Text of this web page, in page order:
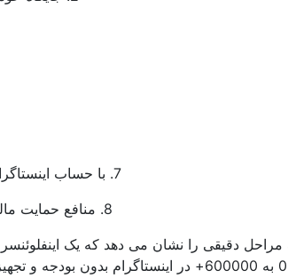
7. با حساب اینستاگرام خود مانند یک تجارت رفتار کنید
8. منافع حمایت مالی را مانند یک رئیس مدیریت کنید
مراحل دقیقی را نشان می دهد که یک اینفلوئنسر